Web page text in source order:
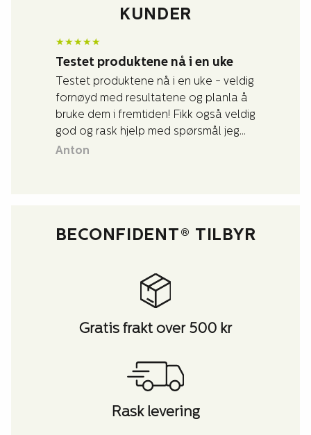
KUNDER
★★★★★
Testet produktene nå i en uke
Testet produktene nå i en uke - veldig
fornøyd med resultatene og planla å
bruke dem i fremtiden! Fikk også veldig
god og rask hjelp med spørsmål jeg
hadde om produktene.
Anton
BECONFIDENT® TILBYR
Gratis frakt over 500 kr
Rask levering